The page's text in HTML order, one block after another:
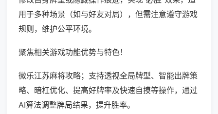
用于多种场景（如与好友对局），但需注意遵守游戏
规则，维护公平环境。
聚焦相关游戏功能优势与特色！
微乐江苏麻将攻略；支持透视全局牌型、智能出牌策
略、暗杠优化、提高好牌率及快速自摸等操作，通过
AI算法调整牌局结果，提升胜率。